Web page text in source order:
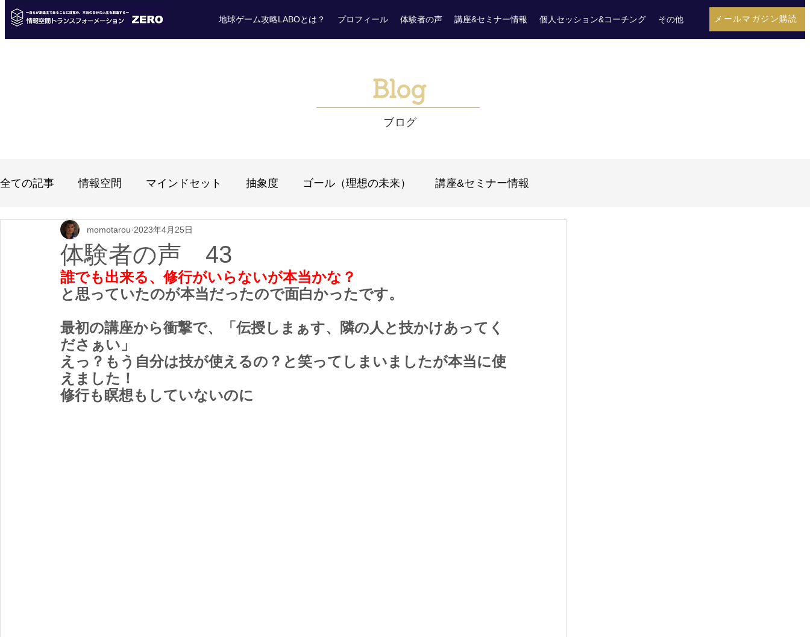
地球ゲーム攻略LABOとは？ プロフィール 体験者の声 講座&セミナー情報 個人セッション&コーチング その他 メールマガジン購読
Blog
ブログ
全ての記事 情報空間 マインドセット 抽象度 ゴール（理想の未来） 講座&セミナー情報
体験者の声 個人セッション（ヒーリング）
奇跡の水
体験者の声 43
momotarou 2023年4月25日
誰でも出来る、修行がいらないが本当かな？
と思っていたのが本当だったので面白かったです。
最初の講座から衝撃で、「伝授しまぁす、隣の人と技かけあってく
ださぁい」
えっ？もう自分は技が使えるの？と笑ってしまいましたが本当に使
えました！
修行も瞑想もしていないのに